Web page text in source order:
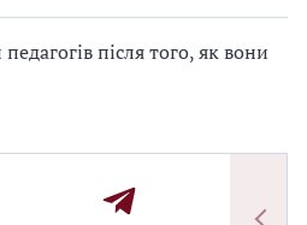
після того, як вони